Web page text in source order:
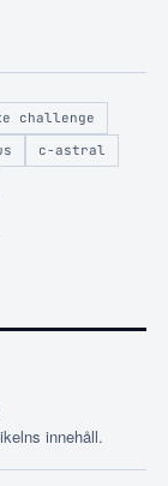
challenge
c-astral
innehåll.